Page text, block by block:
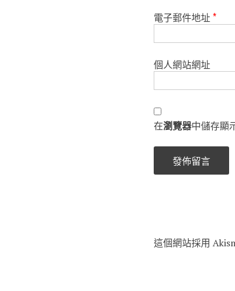
電子郵件地址*
個人網站網址
在瀏覽器中儲存顯
這個網站採用